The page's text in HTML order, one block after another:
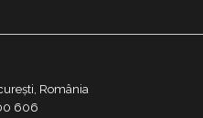
România
606